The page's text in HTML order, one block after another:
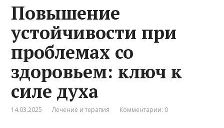
Повышение
устойчивости при
проблемах со
здоровьем: ключ к
силе духа
14.03.2025 Лечение и терапия Комментарии: 0